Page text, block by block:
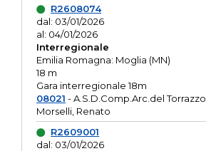
R2608074
dal: 03/01/2026
al: 04/01/2026
Interregionale
Emilia Romagna: Moglia (MN)
18 m
Gara interregionale 18m
08021 - A.S.D.Comp.Arc.del Torrazzo
Morselli, Renato
R2609001
dal: 03/01/2026